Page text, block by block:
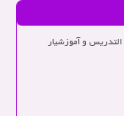
و آموزشیار